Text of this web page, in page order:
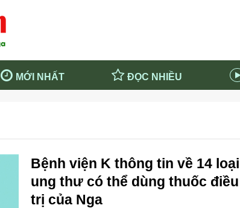
MỚI NHẤT ĐỌC NHIỀU
Khám phá nước Nga
Chính trị Nga - Việt Nam
Bệnh viện K thông tin về 14 loại
ung thư có thể dùng thuốc điều
trị của Nga